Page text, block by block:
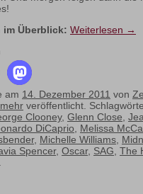
im Überblick: Weiterlesen →
am 14. Dezember 2011 von
veröffentlicht.
Clooney, Glenn Close,
DiCaprio, Melissa
, Michelle Williams,
Spencer, Oscar, SAG, The
.